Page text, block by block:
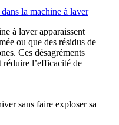
la machine à laver
à laver apparaissent
ou que des résidus de
Ces désagréments
l’efficacité de